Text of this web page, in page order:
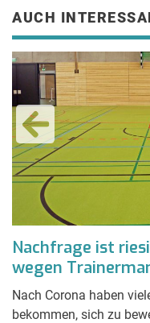
AUCH
Nachfrage ist
wegen
Nach Corona haben
bekommen, sich zu